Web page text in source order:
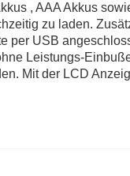
, AAA Akkus
zu laden.
per USB
Leistungs-
Mit der LCD